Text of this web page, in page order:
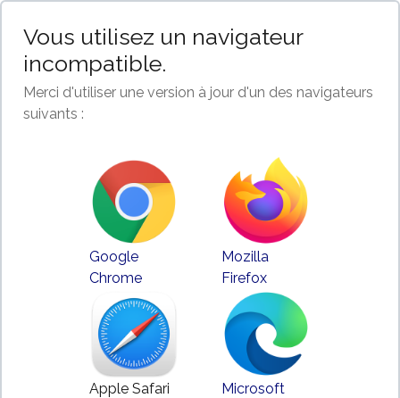
Vous utilisez un navigateur
incompatible.
Merci d'utiliser une version à jour d'un des navigateurs
suivants :
Google
Chrome
Mozilla
Firefox
Apple Safari
Microsoft